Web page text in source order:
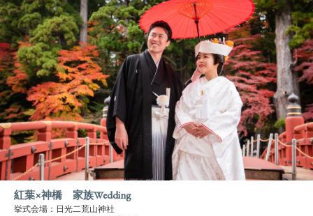
紅葉×神橋 家族Wedding
挙式会場：日光二荒山神社